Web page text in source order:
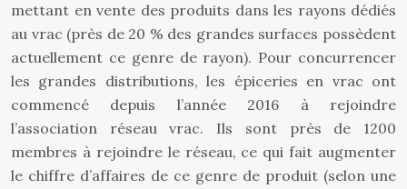
mettant en vente des produits dans les rayons dédiés
au vrac (près de 20 % des grandes surfaces possèdent
actuellement ce genre de rayon). Pour concurrencer
les grandes distributions, les épiceries en vrac ont
commencé depuis l’année 2016 à rejoindre
l’association réseau vrac. Ils sont près de 1200
membres à rejoindre le réseau, ce qui fait augmenter
le chiffre d’affaires de ce genre de produit (selon une